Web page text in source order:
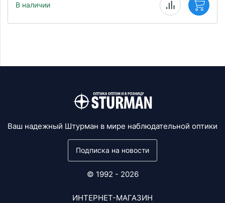
В наличии
Ваш надежный Штурман в мире наблюдательной оптики
Подписка на новости
© 1992 - 2026
ИНТЕРНЕТ-МАГАЗИН